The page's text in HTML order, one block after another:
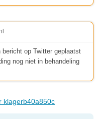
bericht op Twitter geplaatst
nog niet in behandeling
klagerb40a850c